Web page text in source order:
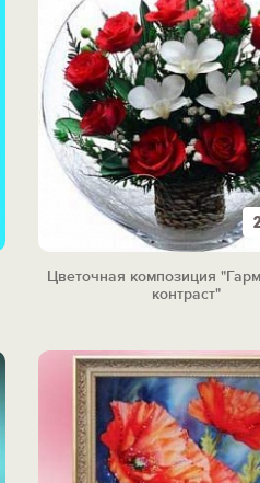
Цветочная композиция
контраст"